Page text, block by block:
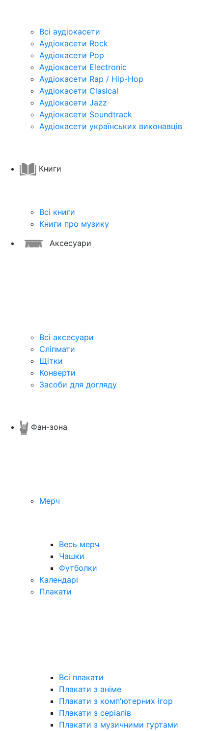
Всі аудіокасети
Аудіокасети Rock
Аудіокасети Pop
Аудіокасети Electronic
Аудіокасети Rap / Hip-Hop
Аудіокасети Clasical
Аудіокасети Jazz
Аудіокасети Soundtrack
Аудіокасети українських виконавців
Книги
Всі книги
Книги про музику
Аксесуари
Всі аксесуари
Сліпмати
Щітки
Конверти
Засоби для догляду
Фан-зона
Мерч
Весь мерч
Чашки
Футболки
Календарі
Плакати
Всі плакати
Плакати з аніме
Плакати з комп'ютерних ігор
Плакати з серіалів
Плакати з музичними гуртами